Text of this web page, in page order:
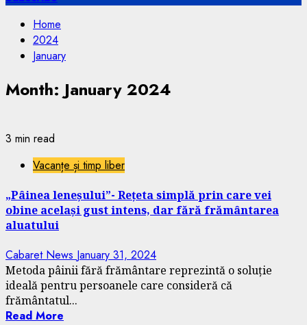
Home
2024
January
Month: January 2024
3 min read
Vacanțe și timp liber
„Pâinea leneșului”- Rețeta simplă prin care vei
obine același gust intens, dar fără frământarea
aluatului
Cabaret News January 31, 2024
Metoda pâinii fără frământare reprezintă o soluție
ideală pentru persoanele care consideră că
frământatul...
Read More